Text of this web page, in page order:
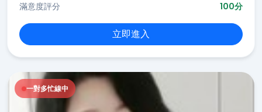
滿意度評分
100分
立即進入
一對多忙線中